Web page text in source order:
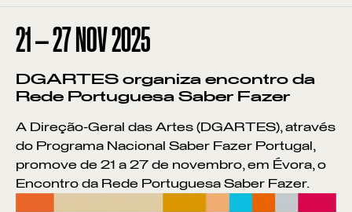
21 —27 NOV2025
DGARTES organiza encontro da
Rede Portuguesa Saber Fazer
A Direção-Geral das Artes (DGARTES), através
do Programa Nacional Saber Fazer Portugal,
promove de 21 a 27 de novembro, em Évora, o
Encontro da Rede Portuguesa Saber Fazer.